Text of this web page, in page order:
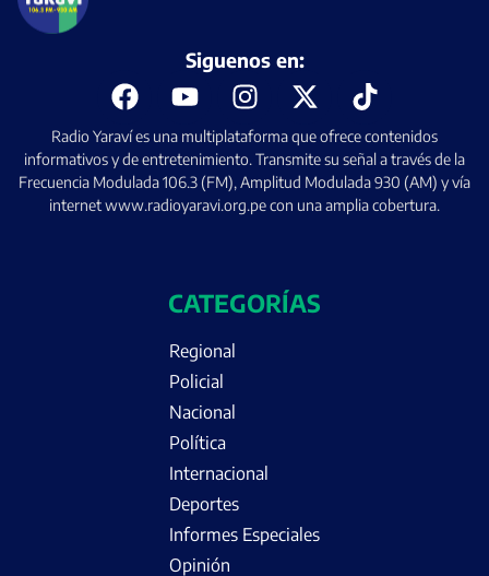
Radio Yaraví es una multiplataforma que ofrece contenidos
informativos y de entretenimiento. Transmite su señal a través de la
Frecuencia Modulada 106.3 (FM), Amplitud Modulada 930 (AM) y vía
internet www.radioyaravi.org.pe con una amplia cobertura.
Siguenos en:
CATEGORÍAS
Regional
Policial
Nacional
Política
Internacional
Deportes
Informes Especiales
Opinión